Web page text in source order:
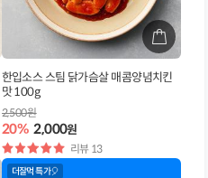
한입소스 스팀 닭가슴살 매콤양념치킨
맛 100g
20% 2,000원
2,500원
별
점
리뷰 13
더잘먹 특가🎈